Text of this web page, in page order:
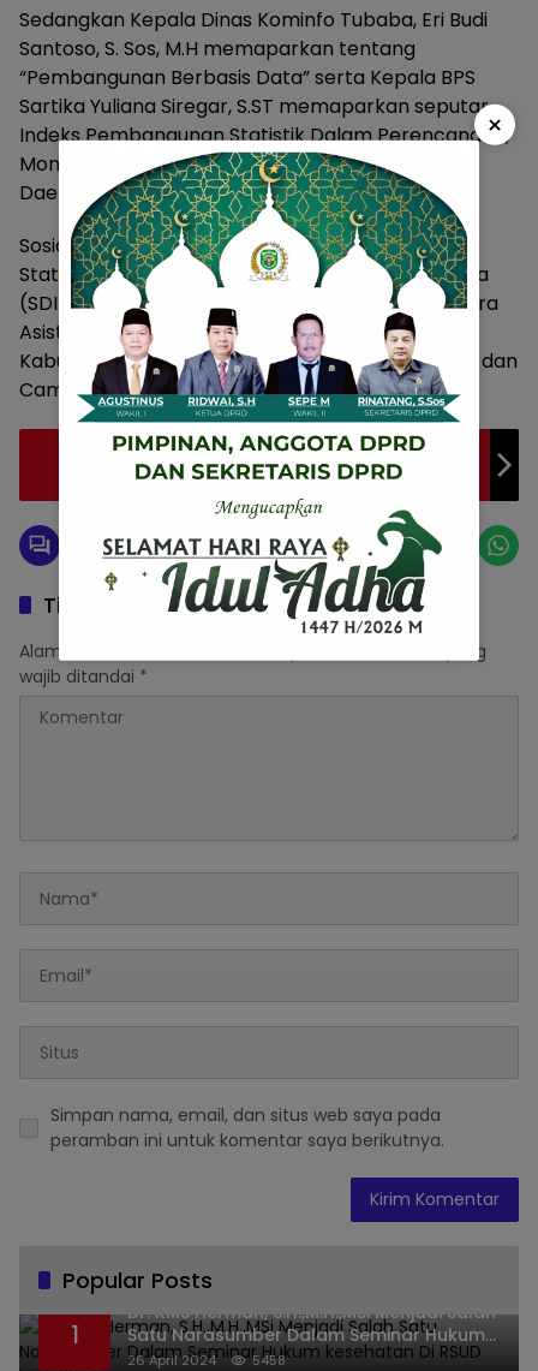
Sedangkan Kepala Dinas Kominfo Tubaba, Eri Budi
Santoso, S. Sos, M.H memaparkan tentang
“Pembangunan Berbasis Data” serta Kepala BPS
Sartika Yuliana Siregar, S.ST memaparkan seputar
Indeks Pembangunan Statistik Dalam Perencanaan,
Monitoring dan Evaluasi Program Pembangunan
Daerah.
Sosialisasi dan Bimbingan Teknis Pengelola Data
Statistik Sektoral dan Aplikasi Satu Data Indonesia
(SDI) Tulang Bawang Barat, dihadiri dan diikuti para
Asisten dan Staff Ahli, Inspektur Inspektorat
Kabupaten Tubaba, Kepala Dinas/Badan/Bagian dan
Camat se Tubaba. (*)
Dilantik, Rini Budiman Jaya Pimpin Himpaudi
Tubaba 2023-2027
Tinggalkan Balasan
Alamat email Anda tidak akan dipublikasikan.
Ruas yang
wajib ditandai *
Simpan nama, email, dan situs web saya pada
peramban ini untuk komentar saya berikutnya.
Popular Posts
1
Dr. KMS Herman, S.H.,M.H.,MSi Menjadi Salah
Satu Narasumber Dalam Seminar Hukum
kesehatan Di RSUD Leuwiliang
26 April 2024 5458
×